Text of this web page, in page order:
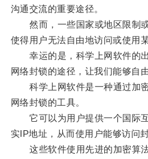
沟通交流的重要途径。
然而，一些国家或地区限制或
使得用户无法自由地访问或使用
幸运的是，科学上网软件的出
网络封锁的途径，让我们能够自
科学上网软件是一种通过加密
网络封锁的工具。
它可以为用户提供一个国际互
实IP地址，从而使用户能够访问
这些软件使用先进的加密算法